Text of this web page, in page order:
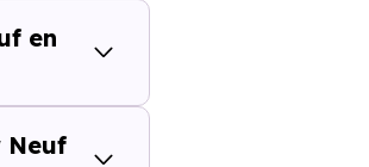
une recherche
imprécise peut vous faire perdre
en
Neuf